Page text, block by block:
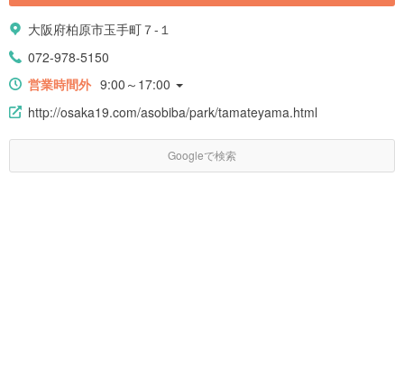
大阪府柏原市玉手町７-１
072-978-5150
営業時間外 9:00～17:00
http://osaka19.com/asobiba/park/tamateyama.html
Googleで検索